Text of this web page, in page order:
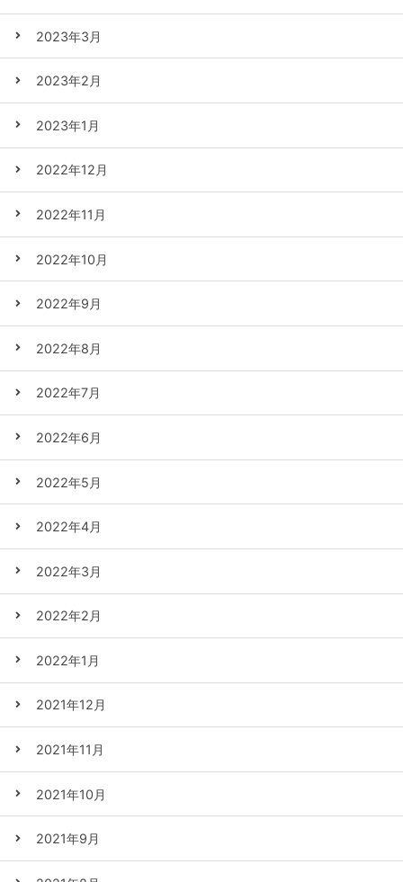
2023年3月
2023年2月
2023年1月
2022年12月
2022年11月
2022年10月
2022年9月
2022年8月
2022年7月
2022年6月
2022年5月
2022年4月
2022年3月
2022年2月
2022年1月
2021年12月
2021年11月
2021年10月
2021年9月